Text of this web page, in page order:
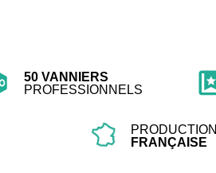
50 VANNIERS
PROFESSIONNELS
PRODUCTION
FRANÇAISE